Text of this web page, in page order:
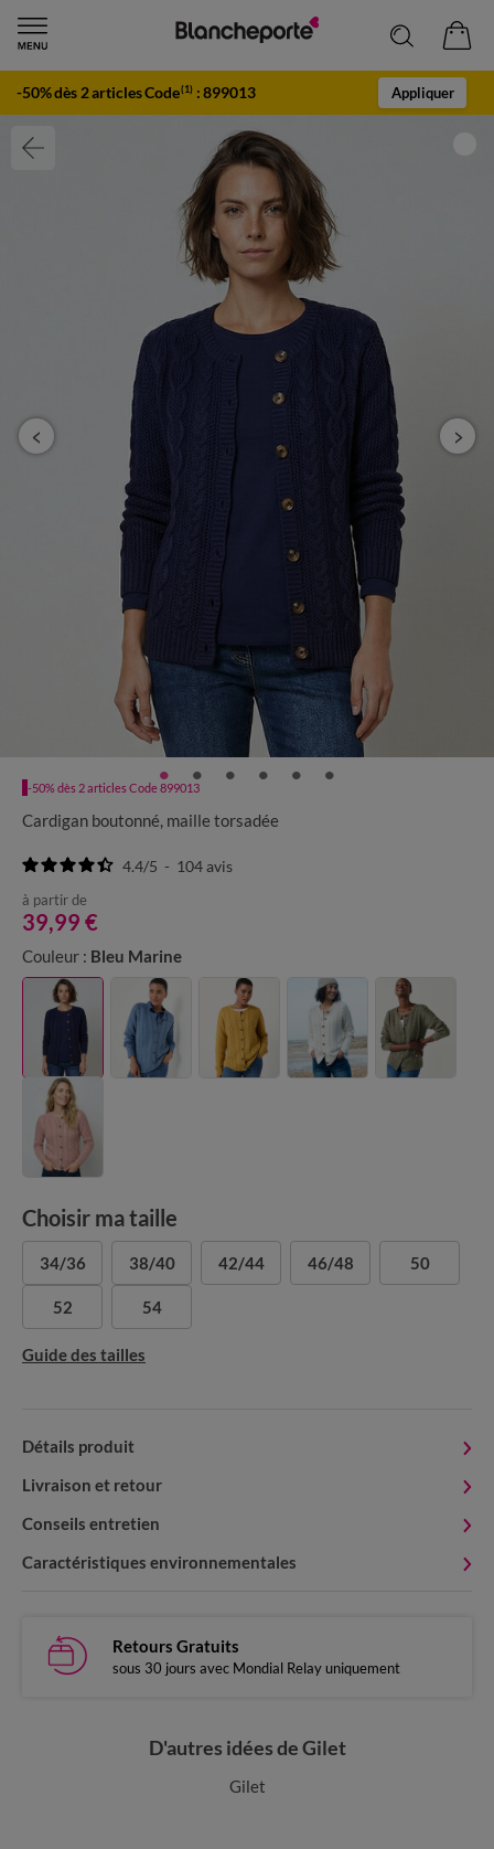
-50% dès 2 articles Code(1) :899013 Appliquer
-50% dès 2 articles Code 899013
Cardigan boutonné, maille torsadée
4.4/5 - 104avis
à partir de
39,99 €
Couleur : Bleu Marine
Choisir ma taille
34/36 38/40 42/44 46/48 50
52 54
Guide des tailles
Détails produit
Livraison et retour
Conseils entretien
Caractéristiques environnementales
Retours Gratuits
sous 30 jours avec Mondial Relay uniquement
D'autres idées de Gilet
Gilet